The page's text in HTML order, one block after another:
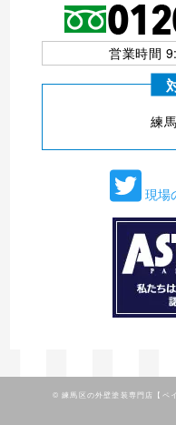
営業時間
練
現場
©練馬区の外壁塗装専門店【ペ